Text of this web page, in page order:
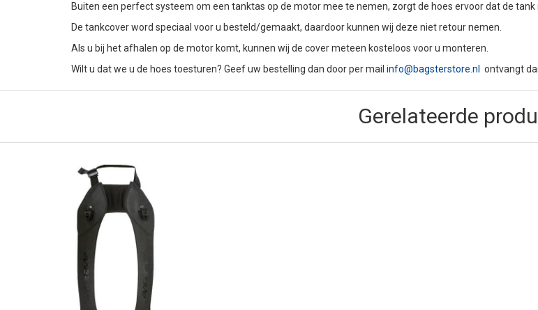
Buiten een perfect systeem om een tanktas op de motor mee te nemen, zorgt de hoes ervoor dat de
De tankcover word speciaal voor u besteld/gemaakt, daardoor kunnen wij deze niet retour nemen.
Als u bij het afhalen op de motor komt, kunnen wij de cover meteen kosteloos voor u monteren.
Wilt u dat we u de hoes toesturen? Geef uw bestelling dan door per mail info@bagsterstore.nl ontvangt
Gerelateerde